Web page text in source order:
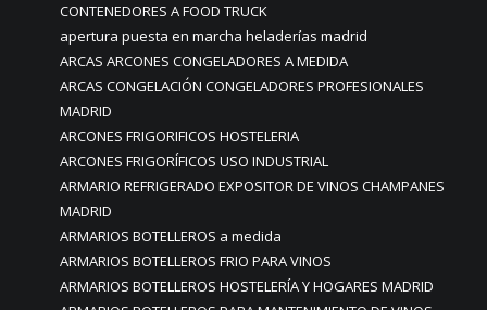
CONTENEDORES A FOOD TRUCK
apertura puesta en marcha heladerías madrid
ARCAS ARCONES CONGELADORES A MEDIDA
ARCAS CONGELACIÓN CONGELADORES PROFESIONALES
MADRID
ARCONES FRIGORIFICOS HOSTELERIA
ARCONES FRIGORÍFICOS USO INDUSTRIAL
ARMARIO REFRIGERADO EXPOSITOR DE VINOS CHAMPANES
MADRID
ARMARIOS BOTELLEROS a medida
ARMARIOS BOTELLEROS FRIO PARA VINOS
ARMARIOS BOTELLEROS HOSTELERÍA Y HOGARES MADRID